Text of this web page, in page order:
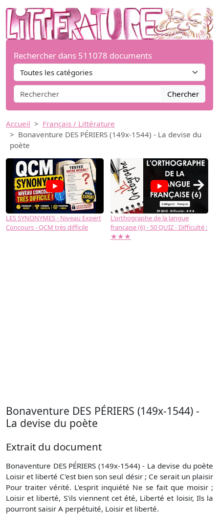
Rechercher dans 511078 documents
Chercher
Accueil
Français / Littérature
Bonaventure DES PÉRIERS (149x-1544) - La devise du
poète
LES SYNONYMES - Niveau Expert
Concours - QCM très difficile
L'orthographe de la langue
française (6) - 50 QUIZ - Difficulté :
★★★
→
Bonaventure DES PÉRIERS (149x-1544) -
La devise du poète
Extrait du document
Bonaventure DES PÉRIERS (149x-1544) - La devise du poète
Loisir et liberté C'est bien son seul désir ; Ce serait un plaisir
Pour traiter vérité. L'esprit inquiété Ne se fait que moisir ;
Loisir et liberté, S'ils viennent cet été, Liberté et loisir, Ils la
pourront saisir A perpétuité, Loisir et liberté.